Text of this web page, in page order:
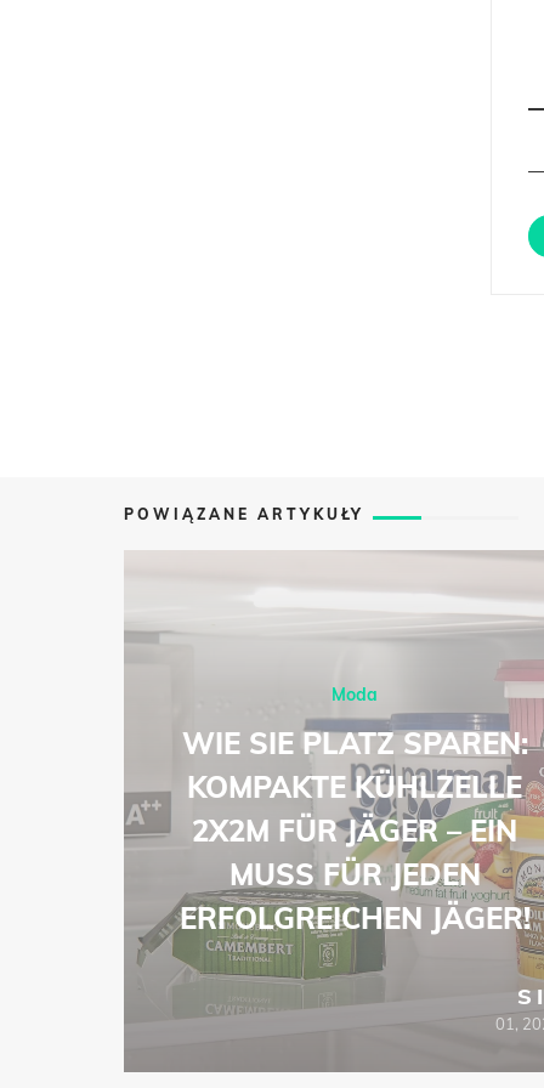
POWIĄZANE ARTYKUŁY
Moda
WIE SIE PLATZ SPAREN:
KOMPAKTE KÜHLZELLE
2X2M FÜR JÄGER – EIN
MUSS FÜR JEDEN
ERFOLGREICHEN JÄGER!
01,